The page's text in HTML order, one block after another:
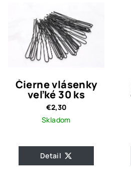
Čierne vlásenky
veľké 30 ks
€2,30
Skladom
Detail